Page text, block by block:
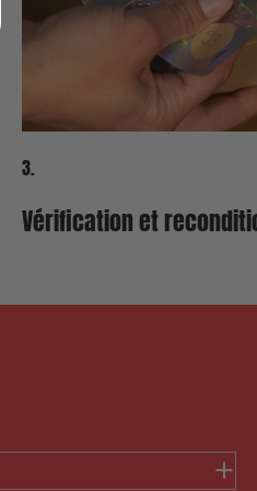
3.
Vérification et